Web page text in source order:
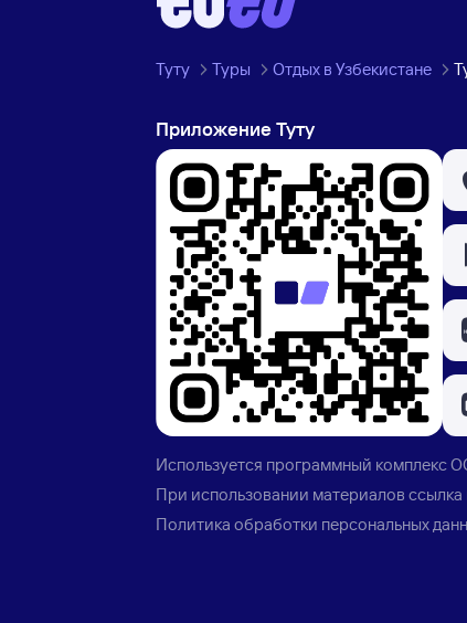
Туту Туры Отдых в Узбекистане
Приложение Туту
Используется программный комплекс
При использовании материалов
Политика обработки персональных